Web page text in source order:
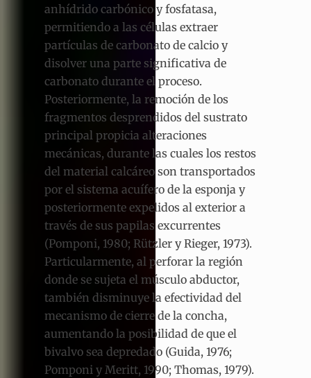
anhídrido carbónico y fosfatasa,
permitiendo a las células extraer
partículas de carbonato de calcio y
disolver una parte significativa de
carbonato durante el proceso.
Posteriormente, la remoción de los
fragmentos desprendidos del sustrato
principal propicia alteraciones
mecánicas, durante las cuales los restos
del material calcáreo son transportados
por el sistema acuífero de la esponja y
posteriormente expelidos al exterior a
través de sus papilas excurrentes
(Pomponi, 1980; Rützler y Rieger, 1973).
Particularmente, al perforar la región
donde se sujeta el músculo abductor,
también disminuye la efectividad del
mecanismo de cierre de la concha,
aumentando la posibilidad de que el
bivalvo sea depredado (Guida, 1976;
Pomponi y Meritt, 1990; Thomas, 1979).